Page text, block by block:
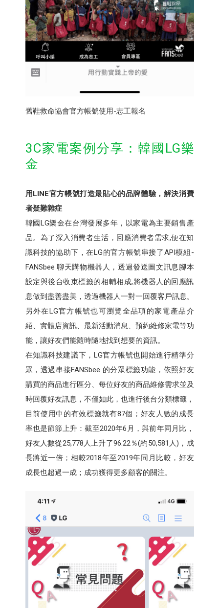
舊鞋救命協會官方帳號使用-志工報名
3C家電案例分享：韓國LG樂
金
用LINE官方帳號打造最貼心的品牌體驗，解決消費
者疑難雜症
韓國LG樂金在台灣發展多年，以家電為主要銷售產
品。為了深入消費者生活，回應消費者需求,便在知
識科技的協助下，在LG的官方帳號串接了API模組-
FANSbee 聊天購物機器人，透過發送圖文訊息腳本
設定與後台收束標籤的相輔相成,將機器人的回應訊
息做到盡善盡美，透過機器人一對一回覆客戶訊息。
另外在LG官方帳號也可瀏覽全品項的家電產品介
紹、實體店資訊、最新活動消息、預約維修家電等功
能，讓好友們能隨時隨地找到想要的資訊。
在知識科技建議下，LG官方帳號也開始進行精準分
眾，透過串接FANSbee 的分眾標籤功能，依照好友
購買的商品進行區分、每位好友的商品維修需求並及
時回覆好友訊息，不僅如此，也進行後台分類標籤，
目前使用中的有效標籤就有87個；好友人數的成長
率也是節節上升：截至2020年6月，與前年同月比，
好友人數從25,778人上升了96.22％(約50,581人)，成
長將近一倍；相較2018年至2019年同月比較，好友
成長也超過一成；成功獲得更多顧客的關注。